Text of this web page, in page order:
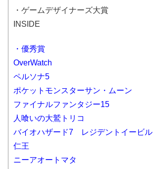
・ゲームデザイナーズ大賞
INSIDE
・優秀賞
OverWatch
ペルソナ5
ポケットモンスターサン・ムーン
ファイナルファンタジー15
人喰いの大鷲トリコ
バイオハザード7 レジデントイービル
仁王
ニーアオートマタ